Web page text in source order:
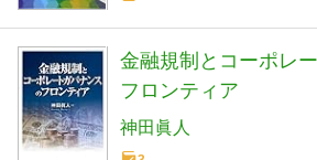
金融規制とコーポレ
フロンティア
神田眞人